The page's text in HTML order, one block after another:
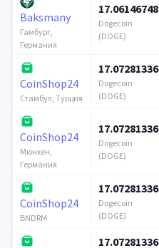
Baksmany
Гамбург,
Германия
17.06146748
Dogecoin
(DOGE)
CoinShop24
Стамбул, Турция
17.07281336
Dogecoin
(DOGE)
CoinShop24
Мюнхен,
Германия
17.07281336
Dogecoin
(DOGE)
CoinShop24
BNDRM
17.07281336
Dogecoin
(DOGE)
17.07281336